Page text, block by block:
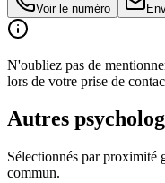
Voir le numéro
N'oubliez pas de
lors de votre prise de
Autres
Sélectionnés par proximité
commun.